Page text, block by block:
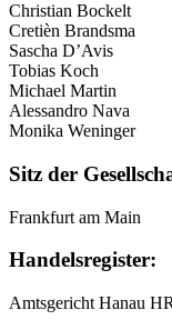
Christian Bockelt
Cretièn Brandsma
Sascha D’Avis
Tobias Koch
Michael Martin
Alessandro Nava
Monika Weninger
Sitz der
Frankfurt am Main
Handelsregister:
Amtsgericht Hanau